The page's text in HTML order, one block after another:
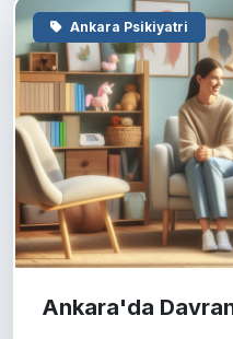
Ankara Psikiyatri
Ankara'da